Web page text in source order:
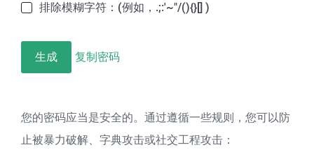
排除模糊字符：(例如，.;:'~"/(){}[] )
生成 复制密码
您的密码应当是安全的。通过遵循一些规则，您可以防
止被暴力破解、字典攻击或社交工程攻击：